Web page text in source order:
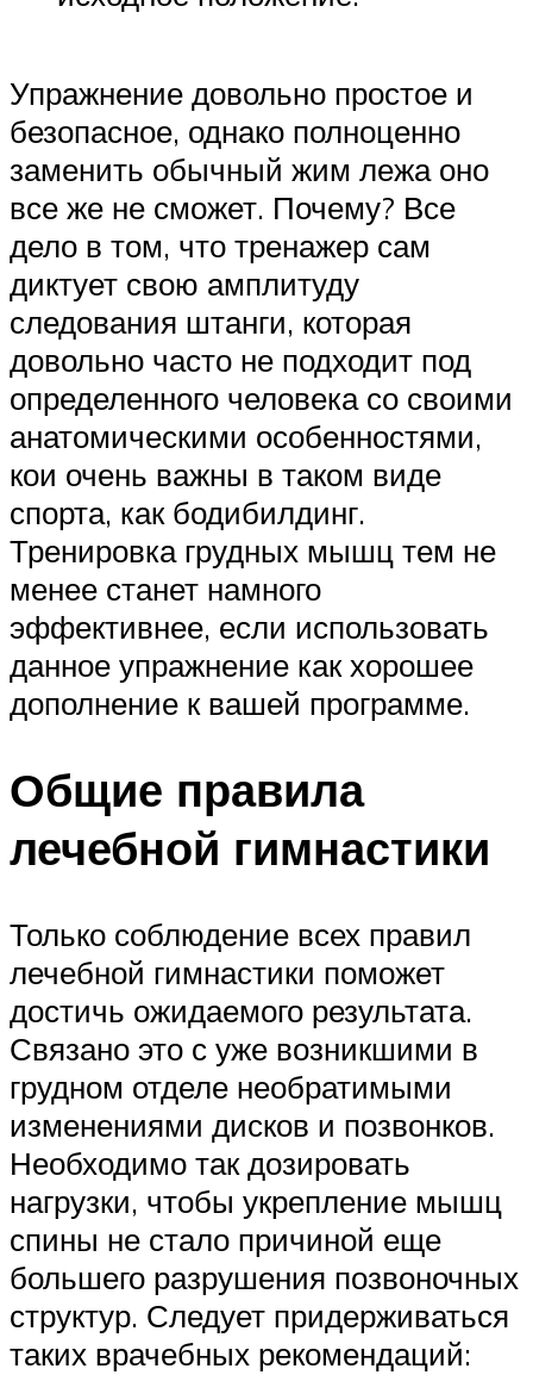
Упражнение довольно простое и
безопасное, однако полноценно
заменить обычный жим лежа оно
все же не сможет. Почему? Все
дело в том, что тренажер сам
диктует свою амплитуду
следования штанги, которая
довольно часто не подходит под
определенного человека со своими
анатомическими особенностями,
кои очень важны в таком виде
спорта, как бодибилдинг.
Тренировка грудных мышц тем не
менее станет намного
эффективнее, если использовать
данное упражнение как хорошее
дополнение к вашей программе.
Общие правила
лечебной гимнастики
Только соблюдение всех правил
лечебной гимнастики поможет
достичь ожидаемого результата.
Связано это с уже возникшими в
грудном отделе необратимыми
изменениями дисков и позвонков.
Необходимо так дозировать
нагрузки, чтобы укрепление мышц
спины не стало причиной еще
большего разрушения позвоночных
структур. Следует придерживаться
таких врачебных рекомендаций: